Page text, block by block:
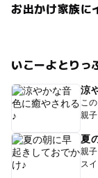
お出かけ家族に
いこーよとりっ
涼
こ
親
夏
親
ス